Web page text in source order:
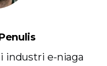
industri e-niaga